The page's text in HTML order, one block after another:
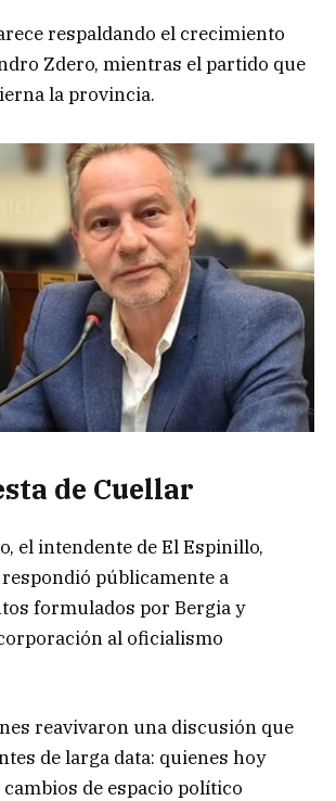
respaldando el crecimiento
Zdero, mientras el partido que
la provincia.
de Cuellar
el intendente de El Espinillo,
públicamente a
formulados por Bergia y
al oficialismo
reavivaron una discusión que
de larga data: quienes hoy
de espacio político